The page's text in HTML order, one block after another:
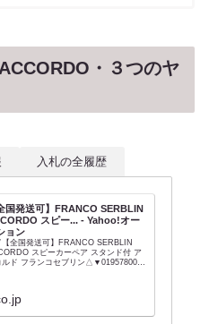
・３つのヤ
入札の全履歴
国発送可】FRANCO SERBLIN
スピー... - Yahoo!オー
ョン
全国発送可】FRANCO SERBLIN
スピーカーペア スタンド付 ア
ルド フランコセブリン△▼019578003-